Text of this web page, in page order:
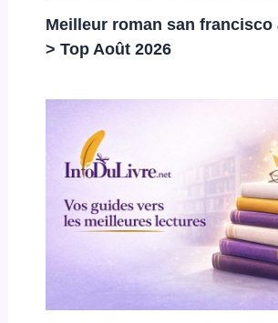
Meilleur roman san francisco
> Top Août 2026